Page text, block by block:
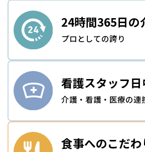
24時間365日の
プロとしての誇り
看護スタッフ
介護・看護・医療の連
食事へのこだわ